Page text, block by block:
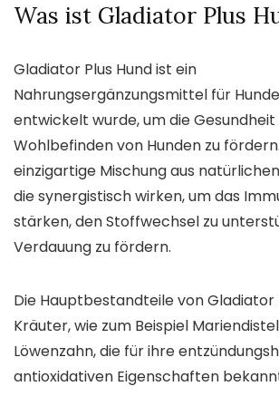
Was ist Gladiator Plus
Gladiator Plus Hund ist ein
Nahrungsergänzungsmittel für
entwickelt wurde, um die Gesundheit
Wohlbefinden von Hunden zu
einzigartige Mischung aus
die synergistisch wirken, um das
stärken, den Stoffwechsel zu
Verdauung zu fördern.
Die Hauptbestandteile von Gladiator
Kräuter, wie zum Beispiel
Löwenzahn, die für ihre
antioxidativen Eigenschaften